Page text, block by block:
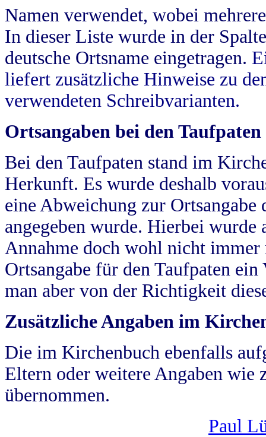
Namen verwendet, wobei
In dieser Liste wurde in der
deutsche Ortsname eingetragen.
liefert zusätzliche Hinweise zu
verwendeten Schreibvarianten.
Ortsangaben bei den Taufpaten
Bei den Taufpaten stand im
Herkunft. Es wurde deshalb
eine Abweichung zur
angegeben wurde. Hierbei wurde
Annahme doch wohl nicht
Ortsangabe für den Taufpaten
man aber von der Richtigkeit
Zusätzliche Angaben im
Die im Kirchenbuch ebenfalls
Eltern oder weitere Angaben wie
übernommen.
Paul